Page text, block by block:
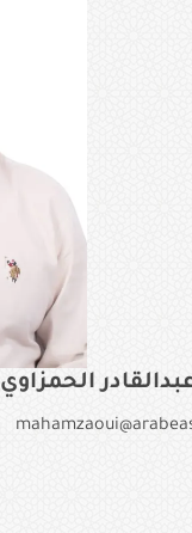
الحمزاوي